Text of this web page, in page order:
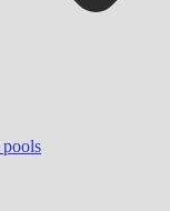
pools